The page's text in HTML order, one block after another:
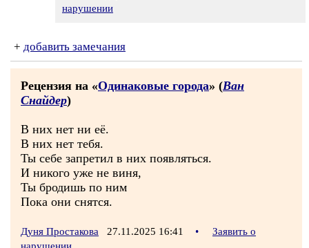
нарушении
+ добавить замечания
Рецензия на «Одинаковые города» (Ван
Снайдер)
В них нет ни её.
В них нет тебя.
Ты себе запретил в них появляться.
И никого уже не виня,
Ты бродишь по ним
Пока они снятся.
Дуня Простакова 27.11.2025 16:41 •
Заявить о